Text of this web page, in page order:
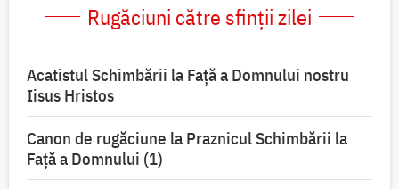
Rugăciuni către sfinții zilei
Acatistul Schimbării la Faţă a Domnului nostru
Iisus Hristos
Canon de rugăciune la Praznicul Schimbării la
Faţă a Domnului (1)